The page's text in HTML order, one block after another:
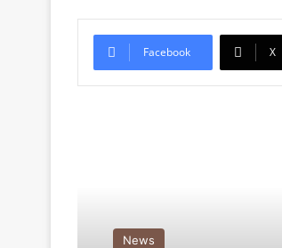
Facebook X
News